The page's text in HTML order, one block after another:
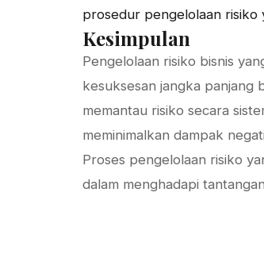
prosedur pengelolaan risiko
Kesimpulan
Pengelolaan risiko bisnis
kesuksesan jangka panjang
memantau risiko secara
meminimalkan dampak
Proses pengelolaan risiko
dalam menghadapi